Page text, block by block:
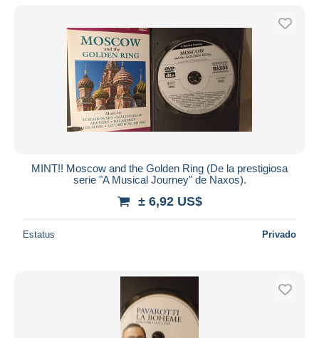
MINT!! Moscow and the Golden Ring (De la prestigiosa
serie "A Musical Journey" de Naxos).
± 6,92 US$
Estatus Privado